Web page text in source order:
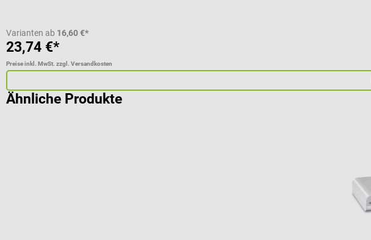
Varianten ab 16,60 €*
23,74 €*
Preise inkl. MwSt. zzgl. Versandkosten
Ähnliche Produkte